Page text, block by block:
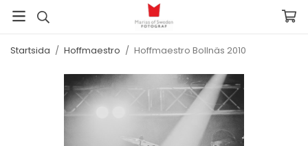
Startsida / Hoffmaestro / Hoffmaestro Bollnäs 2010